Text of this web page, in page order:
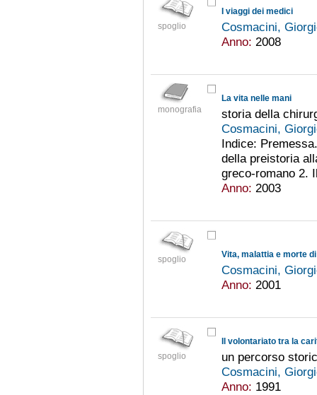
spoglio
I viaggi dei medici
Cosmacini,
Anno: 2008
monografia
La vita nelle mani
storia della
Cosmacini,
Indice:
della preistoria
greco-romano 2.
Anno: 2003
spoglio
Cosmacini,
Anno: 2001
spoglio
Il volontariato tra la
un percorso
Cosmacini,
Anno: 1991